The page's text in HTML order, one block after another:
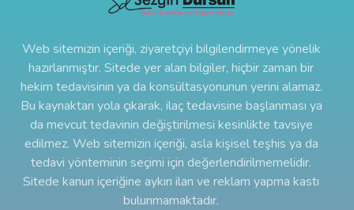
Web sitemizin içeriği, ziyaretçiyi bilgilendirmeye yönelik
hazırlanmıştır. Sitede yer alan bilgiler, hiçbir zaman bir
hekim tedavisinin ya da konsültasyonunun yerini alamaz.
Bu kaynaktan yola çıkarak, ilaç tedavisine başlanması ya
da mevcut tedavinin değiştirilmesi kesinlikte tavsiye
edilmez. Web sitemizin içeriği, asla kişisel teşhis ya da
tedavi yönteminin seçimi için değerlendirilmemelidir.
Sitede kanun içeriğine aykırı ilan ve reklam yapma kastı
bulunmamaktadır.